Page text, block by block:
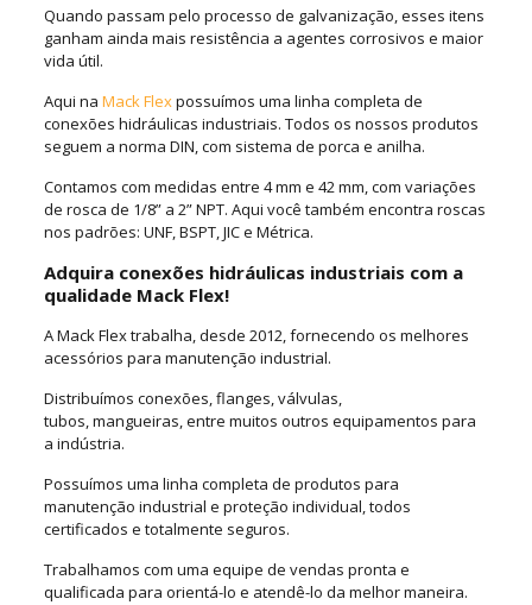
Quando passam pelo processo de galvanização, esses itens
ganham ainda mais resistência a agentes corrosivos e maior
vida útil.
Aqui na Mack Flexpossuímos uma linha completa de
conexões hidráulicas industriais. Todos os nossos produtos
seguem a norma DIN, com sistema de porca e anilha.
Contamos com medidas entre 4 mm e 42 mm, com variações
de rosca de 1/8” a 2” NPT. Aqui você também encontra roscas
nos padrões: UNF, BSPT, JIC e Métrica.
Adquira conexões hidráulicas industriais com a
qualidade Mack Flex!
A Mack Flex trabalha, desde 2012, fornecendo os melhores
acessórios para manutenção industrial.
Distribuímos conexões, flanges, válvulas,
tubos, mangueiras, entre muitos outros equipamentos para
a indústria.
Possuímos uma linha completa de produtos para
manutenção industrial e proteção individual, todos
certificados e totalmente seguros.
Trabalhamos com uma equipe de vendas pronta e
qualificada para orientá-lo e atendê-lo da melhor maneira.